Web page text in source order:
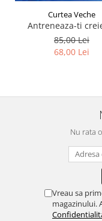
Curtea Veche
Antreneaza-ti
85,00 Lei
68,00 Lei
Nu rata
Vreau sa
magazinului.